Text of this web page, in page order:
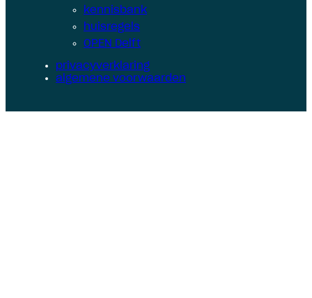
kennisbank
huisregels
OPEN Delft
privacyverklaring
algemene voorwaarden